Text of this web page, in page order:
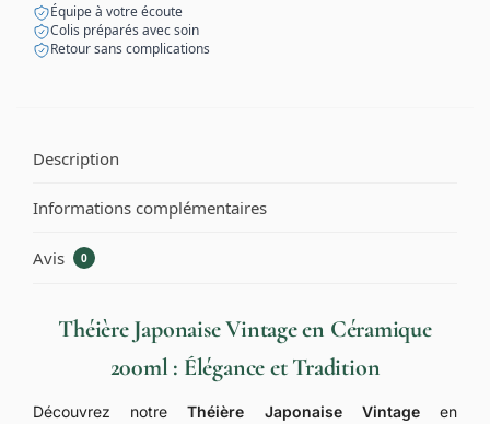
Équipe à votre écoute
Colis préparés avec soin
Retour sans complications
Description
Informations complémentaires
Avis 0
Théière Japonaise Vintage en Céramique
200ml : Élégance et Tradition
Découvrez notreThéière Japonaise Vintageen